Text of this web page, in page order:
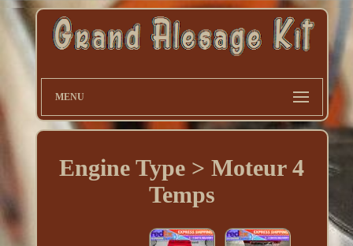
MENU
Engine Type > Moteur 4
Temps